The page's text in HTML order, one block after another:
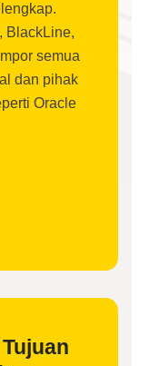
BlackLine,
semua
dan pihak
Oracle